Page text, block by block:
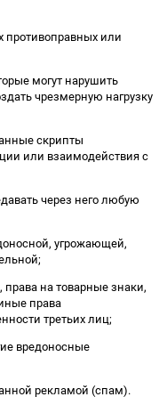
противоправных или
могут нарушить
чрезмерную нагрузку
скрипты
или взаимодействия с
через него любую
угрожающей,
права на товарные знаки,
права
третьих лиц;
вредоносные
рекламой (спам).